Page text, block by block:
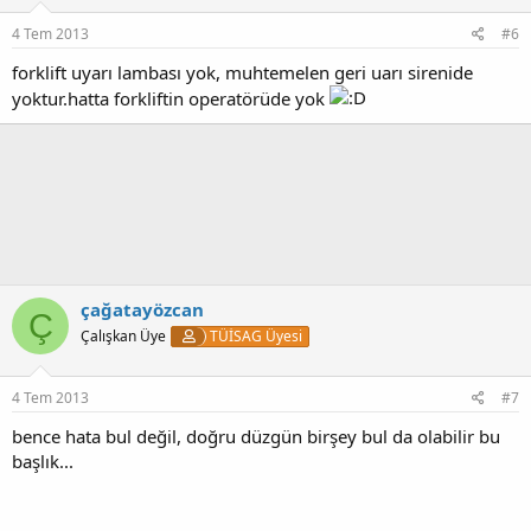
4 Tem 2013 #6
forklift uyarı lambası yok, muhtemelen geri uarı sirenide
yoktur.hatta forkliftin operatörüde yok
Ç çağatayözcan
Çalışkan Üye TÜİSAG Üyesi
4 Tem 2013 #7
bence hata bul değil, doğru düzgün birşey bul da olabilir bu
başlık...